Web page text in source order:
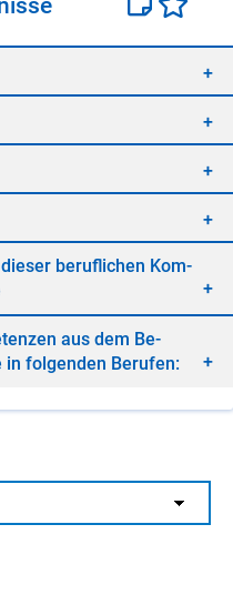
be­ruf­li­chen Kom­
aus dem Be­
in fol­gen­den Be­ru­fen: